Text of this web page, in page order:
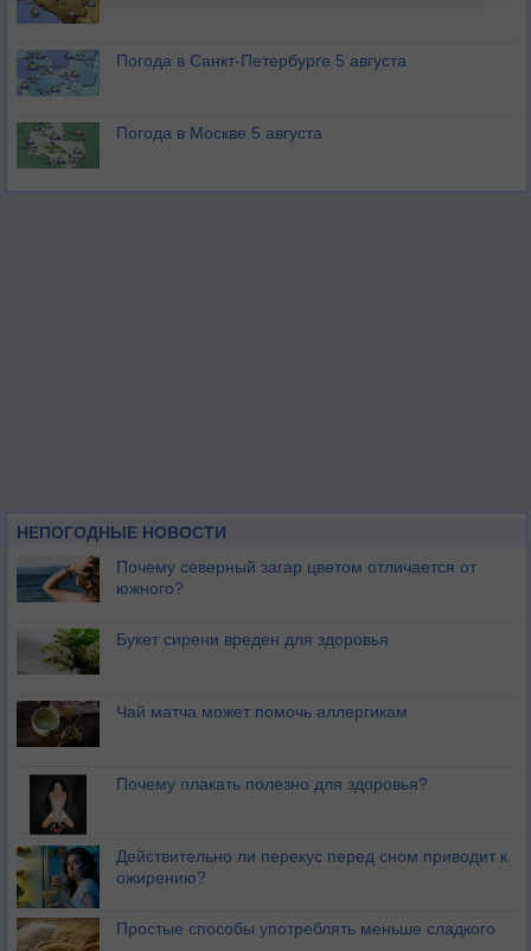
Погода в Санкт-Петербурге 5 августа
Погода в Москве 5 августа
НЕПОГОДНЫЕ НОВОСТИ
Почему северный загар цветом отличается от
южного?
Букет сирени вреден для здоровья
Чай матча может помочь аллергикам
Почему плакать полезно для здоровья?
Действительно ли перекус перед сном приводит к
ожирению?
Простые способы употреблять меньше сладкого